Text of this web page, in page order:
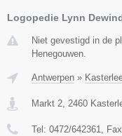
Logopedie Lynn
Niet gevestigd in de
Henegouwen.
Antwerpen »
Markt 2, 2460
Tel: 0472/642361,